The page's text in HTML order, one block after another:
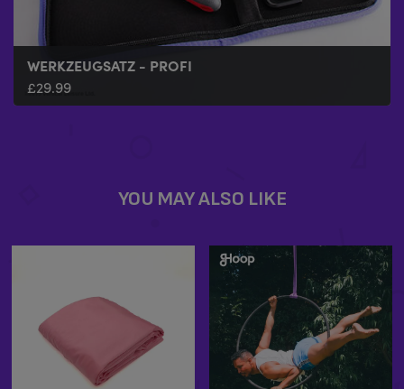
WERKZEUGSATZ - PROFI
£29.99